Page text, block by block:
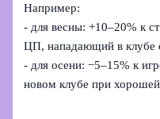
Например:
- для весны: +10–20% к
ЦП, нападающий в клубе
- для осени: −5–15% к
новом клубе при